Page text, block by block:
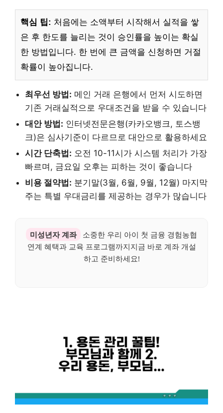
핵심 팁: 처음에는 소액부터 시작해서 실적을 쌓
은 후 한도를 늘리는 것이 승인률을 높이는 확실
한 방법입니다. 한 번에 큰 금액을 신청하면 거절
확률이 높아집니다.
최우선 방법: 메인 거래 은행에서 먼저 시도하면
기존 거래실적으로 우대조건을 받을 수 있습니다
대안 방법: 인터넷전문은행(카카오뱅크, 토스뱅
크)은 심사기준이 다르므로 대안으로 활용하세요
시간 단축법: 오전 10-11시가 시스템 처리가 가장
빠르며, 금요일 오후는 피하는 것이 좋습니다
비용 절약법: 분기말(3월, 6월, 9월, 12월) 마지막
주는 특별 우대금리를 제공하는 경우가 많습니다
미성년자 계좌
소중한 우리 아이 첫 금융 경험농협
연계 혜택과 교육 프로그램까지지금 바로 계좌 개설
하고 준비하세요!